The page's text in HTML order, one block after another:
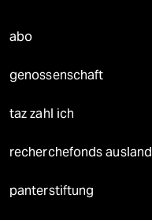
abo
genossenschaft
taz zahl ich
recherchefonds ausland
panterstiftung